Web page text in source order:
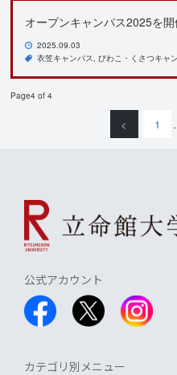
オープンキャンパス2025を開
2025.09.03
衣笠キャンパス びわこ・くさつキャ
Page4 of 4
< 1
公式アカウント
カテゴリ別メニュー